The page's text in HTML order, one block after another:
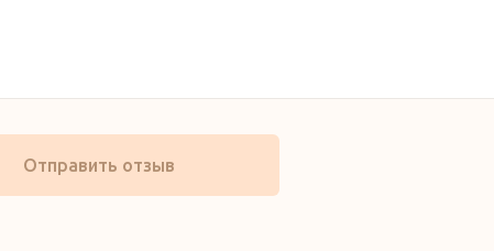
Отправить отзыв